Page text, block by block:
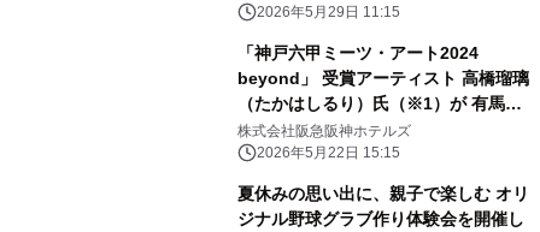
2026年5月29日 11:15
「神戸六甲ミーツ・アート2024
beyond」 受賞アーティスト 高橋瑠璃
（たかはしるり）氏（※1）が 有馬温
泉の石で五右衛門風呂釜に石彫刻！
“浸かれる現代アート”が 「有馬温泉
株式会社阪急阪神ホテルズ
2026年5月22日 15:15
夏休みの思い出に、親子で楽しむ オリ
ジナル野球グラブ作り体験会を開催し